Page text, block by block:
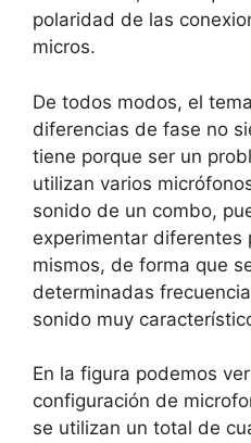
polaridad de las
micros.
De todos modos, el
diferencias de fase no
tiene porque ser un
utilizan varios
sonido de un combo,
experimentar diferentes
mismos, de forma que
determinadas
sonido muy
En la figura podemos
configuración de
se utilizan un total de